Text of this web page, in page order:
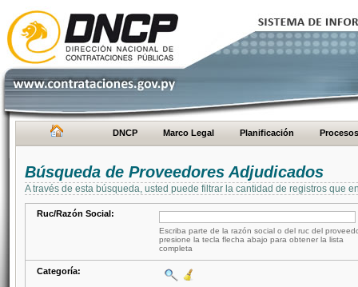
DNCP Marco Legal Planificación Procesos
Búsqueda de Proveedores Adjudicados
A través de esta búsqueda, usted puede filtrar la cantidad de registros que
Ruc/Razón Social:
Escriba parte de la razón social o del ruc del
presione la tecla flecha abajo para obtener la lista
completa
Categoría: